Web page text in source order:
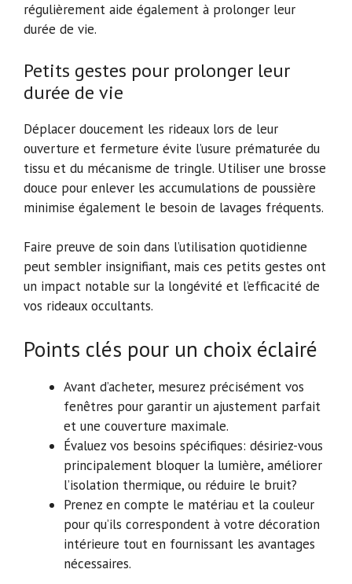
régulièrement aide également à prolonger leur
durée de vie.
Petits gestes pour prolonger leur
durée de vie
Déplacer doucement les rideaux lors de leur
ouverture et fermeture évite l’usure prématurée du
tissu et du mécanisme de tringle. Utiliser une brosse
douce pour enlever les accumulations de poussière
minimise également le besoin de lavages fréquents.
Faire preuve de soin dans l’utilisation quotidienne
peut sembler insignifiant, mais ces petits gestes ont
un impact notable sur la longévité et l’efficacité de
vos rideaux occultants.
Points clés pour un choix éclairé
Avant d’acheter, mesurez précisément vos
fenêtres pour garantir un ajustement parfait
et une couverture maximale.
Évaluez vos besoins spécifiques: désiriez-vous
principalement bloquer la lumière, améliorer
l’isolation thermique, ou réduire le bruit?
Prenez en compte le matériau et la couleur
pour qu’ils correspondent à votre décoration
intérieure tout en fournissant les avantages
nécessaires.